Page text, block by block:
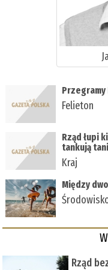
Felieton
Rząd łupi
tankują
Kraj
Między
Rząd